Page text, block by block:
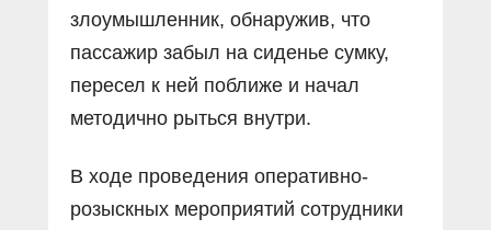
злоумышленник, обнаружив, что
пассажир забыл на сиденье сумку,
пересел к ней поближе и начал
методично рыться внутри.
В ходе проведения оперативно-
розыскных мероприятий сотрудники